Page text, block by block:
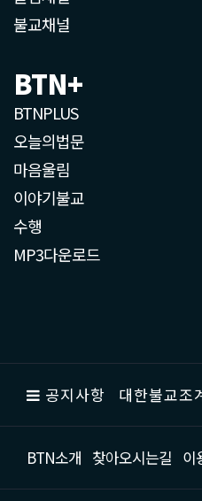
불교채널
BTN+
BTNPLUS
오늘의법문
마음울림
이야기불교
수행
MP3다운로드
공지사항 대한불교조
BTN소개 찾아오시는길 이